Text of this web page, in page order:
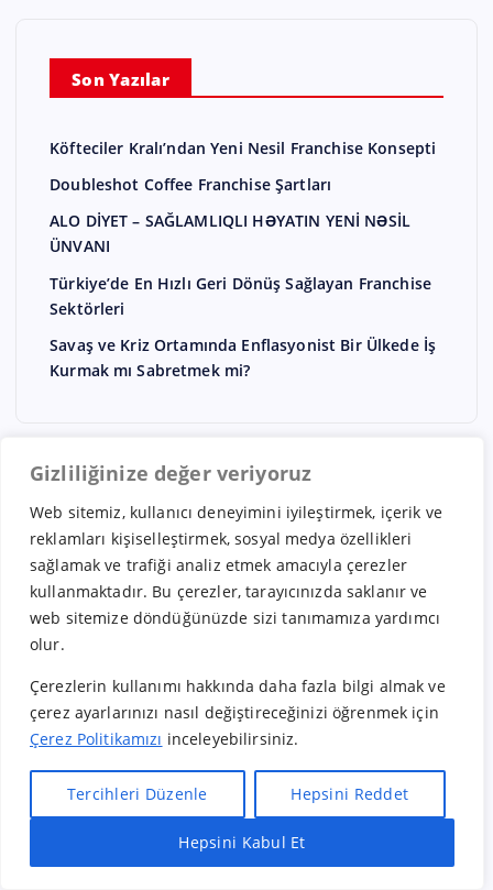
Gizliliğinize değer veriyoruz
Web sitemiz, kullanıcı deneyimini iyileştirmek, içerik ve
reklamları kişiselleştirmek, sosyal medya özellikleri
sağlamak ve trafiği analiz etmek amacıyla çerezler
kullanmaktadır. Bu çerezler, tarayıcınızda saklanır ve
web sitemize döndüğünüzde sizi tanımamıza yardımcı
olur.
Çerezlerin kullanımı hakkında daha fazla bilgi almak ve
çerez ayarlarınızı nasıl değiştireceğinizi öğrenmek için
Çerez Politikamızı inceleyebilirsiniz.
Tercihleri Düzenle Hepsini Reddet
Hepsini Kabul Et
Son Yazılar
Köfteciler Kralı’ndan Yeni Nesil Franchise Konsepti
Doubleshot Coffee Franchise Şartları
ALO DİYET – SAĞLAMLIQLI HƏYATIN YENİ NƏSİL
ÜNVANI
Türkiye’de En Hızlı Geri Dönüş Sağlayan Franchise
Sektörleri
Savaş ve Kriz Ortamında Enflasyonist Bir Ülkede İş
Kurmak mı Sabretmek mi?
Arşivler
Temmuz 2026
Mart 2026
Şubat 2026
Aralık 2025
Hızlı Bayilik Al